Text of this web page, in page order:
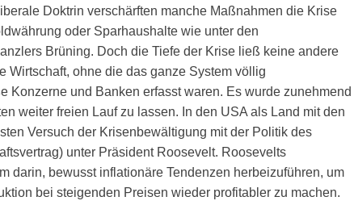
Doktrin verschärften manche Maßnahmen die Krise
oder Sparhaushalte wie unter den
Brüning. Doch die Tiefe der Krise ließ keine andere
Wirtschaft, ohne die das ganze System völlig
Konzerne und Banken erfasst waren. Es wurde zunehmend
weiter freien Lauf zu lassen. In den USA als Land mit den
Versuch der Krisenbewältigung mit der Politik des
unter Präsident Roosevelt. Roosevelts
darin, bewusst inflationäre Tendenzen herbeizuführen, um
bei steigenden Preisen wieder profitabler zu machen.